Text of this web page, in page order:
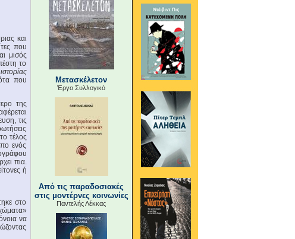
και
που
μισός
το
που
της
τις
τέλος
ενός
πια.
ή
στο
να
Μετασκέλετον
Έργο Συλλογικό
Από τις παραδοσιακές
στις μοντέρνες κοινωνίες
Παντελής Λέκκας